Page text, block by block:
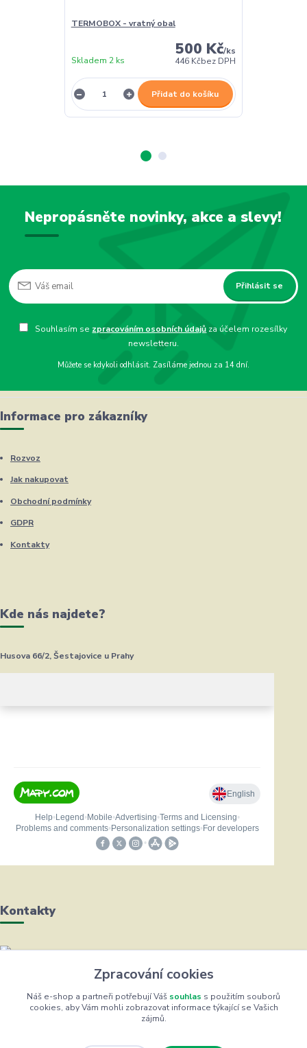
TERMOBOX - vratný obal
500 Kč/ks
446 Kčbez DPH
Skladem 2 ks
Přidat do košíku
Nepropásněte novinky, akce a slevy!
Přihlásit se
Souhlasím se zpracováním osobních údajů za účelem rozesílky
newsletteru.
Můžete se kdykoli odhlásit. Zasíláme jednou za 14 dní.
Informace pro zákazníky
Rozvoz
Jak nakupovat
Obchodní podmínky
GDPR
Kontakty
Kde nás najdete?
Husova 66/2, Šestajovice u Prahy
Kontakty
Helena Bayerová
+420 604 711 491
(Po-Čt, 8-16 hod.)
Zpracování cookies
Náš e-shop a partneři potřebují Váš souhlas s použitím souborů
cookies, aby Vám mohli zobrazovat informace týkající se Vašich
zájmů.